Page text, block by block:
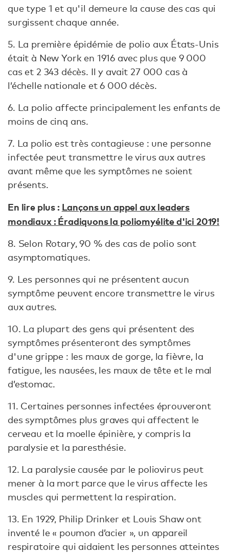
que type 1 et qu'il demeure la cause des cas qui
surgissent chaque année.
5. La première épidémie de polio aux États-Unis
était à New York en 1916 avec plus que 9 000
cas et 2 343 décès. Il y avait 27 000 cas à
l’échelle nationale et 6 000 décès.
6. La polio affecte principalement les enfants de
moins de cinq ans.
7. La polio est très contagieuse : une personne
infectée peut transmettre le virus aux autres
avant même que les symptômes ne soient
présents.
En lire plus : Lançons un appel aux leaders
mondiaux : Éradiquons la poliomyélite d'ici 2019!
8. Selon Rotary, 90 % des cas de polio sont
asymptomatiques.
9. Les personnes qui ne présentent aucun
symptôme peuvent encore transmettre le virus
aux autres.
10. La plupart des gens qui présentent des
symptômes présenteront des symptômes
d'une grippe : les maux de gorge, la fièvre, la
fatigue, les nausées, les maux de tête et le mal
d’estomac.
11. Certaines personnes infectées éprouveront
des symptômes plus graves qui affectent le
cerveau et la moelle épinière, y compris la
paralysie et la paresthésie.
12. La paralysie causée par le poliovirus peut
mener à la mort parce que le virus affecte les
muscles qui permettent la respiration.
13. En 1929, Philip Drinker et Louis Shaw ont
inventé le « poumon d’acier », un appareil
respiratoire qui aidaient les personnes atteintes